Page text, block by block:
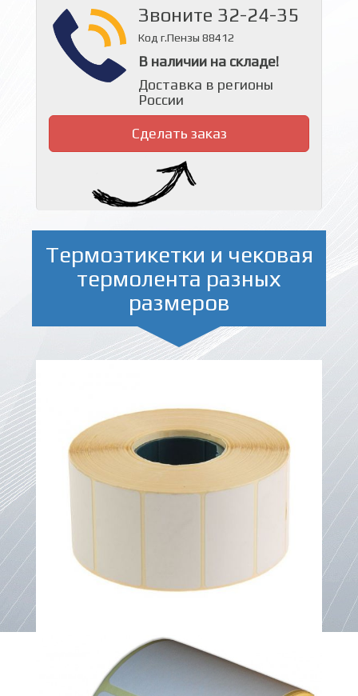
Звоните 32-24-35
Код г.Пензы 88412
В наличии на складе!
Доставка в регионы
России
Сделать заказ
Термоэтикетки и чековая
термолента разных
размеров